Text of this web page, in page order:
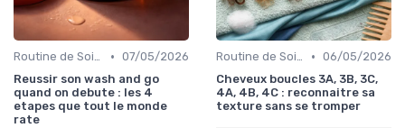
Routine de Soins pour Cheveux Bouclés • 07/05/2026
Reussir son wash and go
quand on debute : les 4
etapes que tout le monde
rate
Routine de Soins pour Cheveux Bouclés • 06/05/2026
Cheveux boucles 3A, 3B, 3C,
4A, 4B, 4C : reconnaitre sa
texture sans se tromper